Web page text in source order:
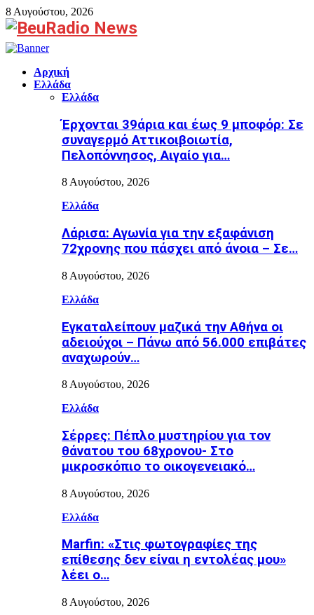
8 Αυγούστου, 2026
Facebook
Αρχική
Ελλάδα
Ελλάδα
Έρχονται 39άρια και έως 9 μποφόρ: Σε
συναγερμό Αττικοιβοιωτία,
Πελοπόννησος, Αιγαίο για…
8 Αυγούστου, 2026
Ελλάδα
Λάρισα: Αγωνία για την εξαφάνιση
72χρονης που πάσχει από άνοια – Σε…
8 Αυγούστου, 2026
Ελλάδα
Εγκαταλείπουν μαζικά την Αθήνα οι
αδειούχοι – Πάνω από 56.000 επιβάτες
αναχωρούν…
8 Αυγούστου, 2026
Ελλάδα
Σέρρες: Πέπλο μυστηρίου για τον
θάνατου του 68χρονου- Στο
μικροσκόπιο το οικογενειακό…
8 Αυγούστου, 2026
Ελλάδα
Marfin: «Στις φωτογραφίες της
επίθεσης δεν είναι η εντολέας μου»
λέει ο…
8 Αυγούστου, 2026